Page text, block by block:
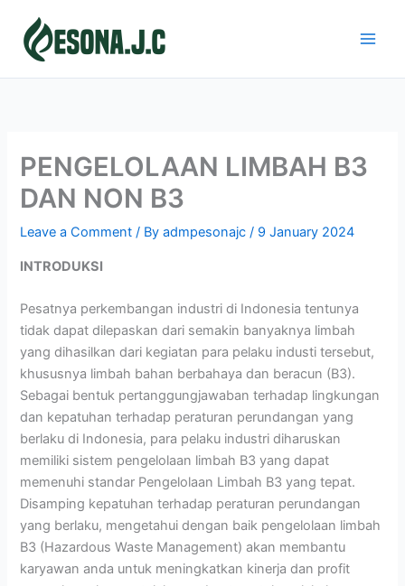
content
PENGELOLAAN LIMBAH B3
DAN NON B3
Leave a Comment / Byadmpesonajc/ 9 January 2024
INTRODUKSI
Pesatnya perkembangan industri di Indonesia tentunya
tidak dapat dilepaskan dari semakin banyaknya limbah
yang dihasilkan dari kegiatan para pelaku industi tersebut,
khususnya limbah bahan berbahaya dan beracun (B3).
Sebagai bentuk pertanggungjawaban terhadap lingkungan
dan kepatuhan terhadap peraturan perundangan yang
berlaku di Indonesia, para pelaku industri diharuskan
memiliki sistem pengelolaan limbah B3 yang dapat
memenuhi standar Pengelolaan Limbah B3 yang tepat.
Disamping kepatuhan terhadap peraturan perundangan
yang berlaku, mengetahui dengan baik pengelolaan limbah
B3 (Hazardous Waste Management) akan membantu
karyawan anda untuk meningkatkan kinerja dan profit